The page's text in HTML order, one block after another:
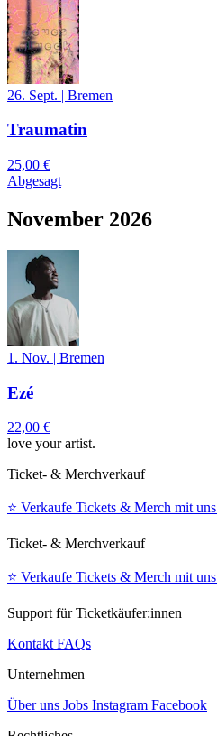
26. Sept. | Bremen
Traumatin
25,00 €
Abgesagt
November 2026
1. Nov. | Bremen
Ezé
22,00 €
love your artist.
Ticket- & Merchverkauf
⭐️ Verkaufe Tickets & Merch mit uns
Ticket- & Merchverkauf
⭐️ Verkaufe Tickets & Merch mit uns
Support für Ticketkäufer:innen
Kontakt FAQs
Unternehmen
Über uns Jobs Instagram Facebook